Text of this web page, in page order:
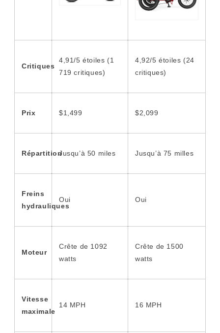
Critiques
4,91/5 étoiles (1
719 critiques)
4,92/5 étoiles (24
critiques)
Prix $1,499 $2,099
RépartitionJusqu’à 50 miles Jusqu’à 75 milles
Freins
hydrauliques
Oui Oui
Moteur
Crête de 1092
watts
Crête de 1500
watts
Vitesse
maximale
14 MPH 16 MPH